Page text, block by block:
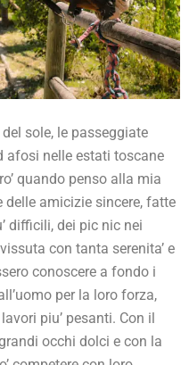
sole, le passeggiate
afosi nelle estati toscane
quando penso alla mia
amicizie sincere, fatte
difficili, dei pic nic nei
con tanta serenita’ e
conoscere a fondo i
per la loro forza,
piu’ pesanti. Con il
occhi dolci e con la